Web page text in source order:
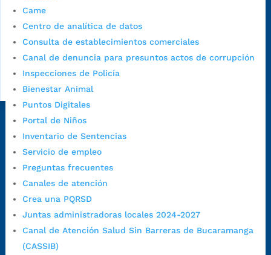
Came
Centro de analítica de datos
Consulta de establecimientos comerciales
Canal de denuncia para presuntos actos de corrupción
Inspecciones de Policía
Bienestar Animal
Puntos Digitales
Portal de Niños
Inventario de Sentencias
Servicio de empleo
Preguntas frecuentes
Canales de atención
Crea una PQRSD
Juntas administradoras locales 2024-2027
Canal de Atención Salud Sin Barreras de Bucaramanga
(CASSIB)
Dirección Fase I:Calle 35 # 10-43, Bucaramanga, Santander,
Colombia.
Dirección Fase II: Carrera 11 # 34-52, Bucaramanga, Santander,
Colombia
Código Postal: 680006. Código Dane: 68001.
Horario de Atención:Lunes a jueves de 7:00 a.m. a 12:00 m y de
1:00 p.m. a 5:30 p.m. / viernes jornada continua en el horario de
7:00 a.m. a 5:00 p.m., con 30 minutos de descanso al medio día.
Horario de Atención CAME (Central):